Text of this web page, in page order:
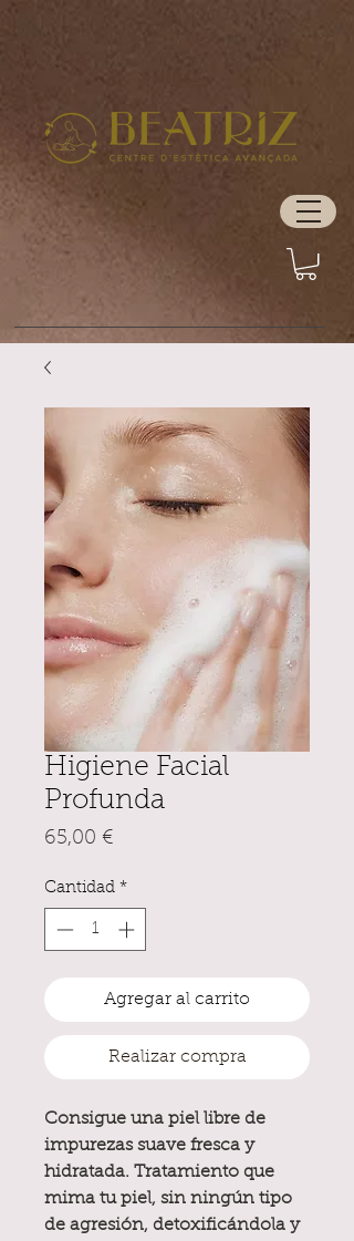
Higiene Facial
Profunda
65,00 €
Cantidad *
Agregar al carrito
Realizar compra
Consigue una piel libre de
impurezas suave fresca y
hidratada. Tratamiento que
mima tu piel, sin ningún tipo
de agresión, detoxificándola y